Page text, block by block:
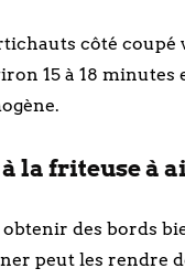
côté coupé
15 à 18 minutes
la friteuse à
des bords
peut les rendre